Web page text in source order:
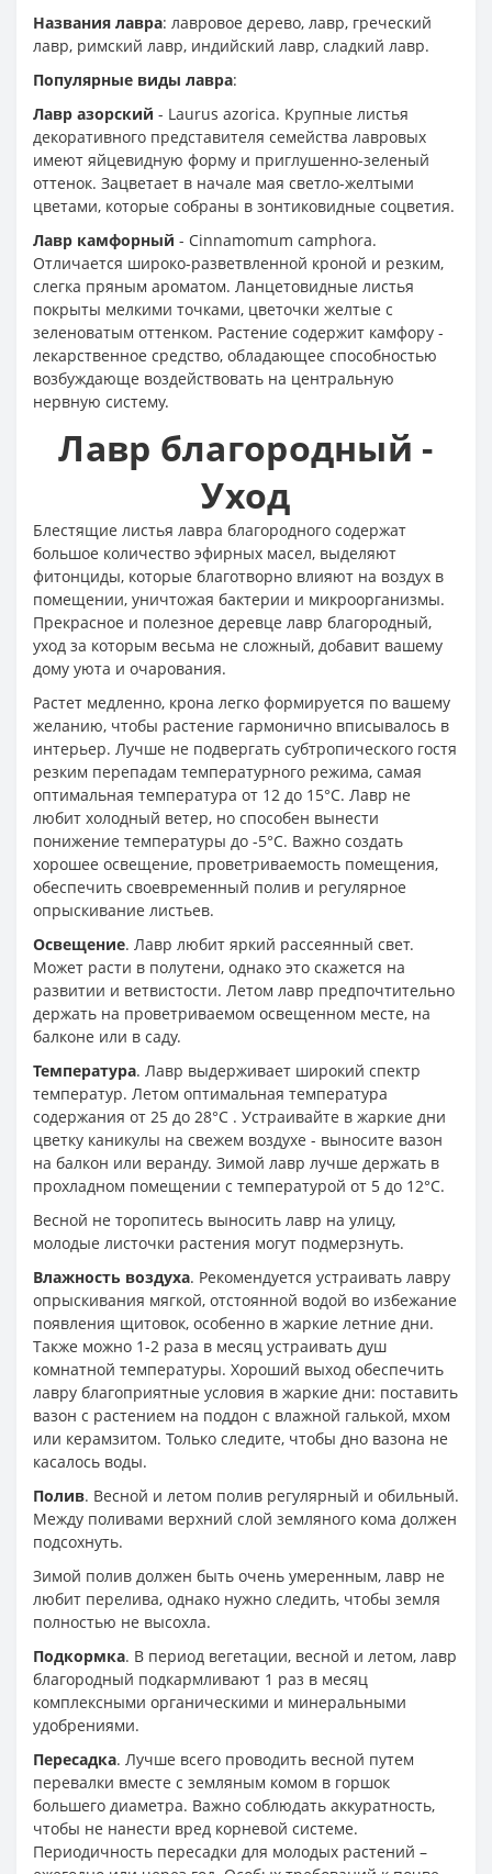
Названия лавра: лавровое дерево, лавр, греческий
лавр, римский лавр, индийский лавр, сладкий лавр.
Популярные виды лавра:
Лавр азорский - Laurus azorica. Крупные листья
декоративного представителя семейства лавровых
имеют яйцевидную форму и приглушенно-зеленый
оттенок. Зацветает в начале мая светло-желтыми
цветами, которые собраны в зонтиковидные соцветия.
Лавр камфорный - Cinnamomum camphora.
Отличается широко-разветвленной кроной и резким,
слегка пряным ароматом. Ланцетовидные листья
покрыты мелкими точками, цветочки желтые с
зеленоватым оттенком. Растение содержит камфору -
лекарственное средство, обладающее способностью
возбуждающе воздействовать на центральную
нервную систему.
Лавр благородный -
Уход
Блестящие листья лавра благородного содержат
большое количество эфирных масел, выделяют
фитонциды, которые благотворно влияют на воздух в
помещении, уничтожая бактерии и микроорганизмы.
Прекрасное и полезное деревце лавр благородный,
уход за которым весьма не сложный, добавит вашему
дому уюта и очарования.
Растет медленно, крона легко формируется по вашему
желанию, чтобы растение гармонично вписывалось в
интерьер. Лучше не подвергать субтропического гостя
резким перепадам температурного режима, самая
оптимальная температура от 12 до 15°C. Лавр не
любит холодный ветер, но способен вынести
понижение температуры до -5°C. Важно создать
хорошее освещение, проветриваемость помещения,
обеспечить своевременный полив и регулярное
опрыскивание листьев.
Освещение. Лавр любит яркий рассеянный свет.
Может расти в полутени, однако это скажется на
развитии и ветвистости. Летом лавр предпочтительно
держать на проветриваемом освещенном месте, на
балконе или в саду.
Температура. Лавр выдерживает широкий спектр
температур. Летом оптимальная температура
содержания от 25 до 28°C . Устраивайте в жаркие дни
цветку каникулы на свежем воздухе - выносите вазон
на балкон или веранду. Зимой лавр лучше держать в
прохладном помещении с температурой от 5 до 12°C.
Весной не торопитесь выносить лавр на улицу,
молодые листочки растения могут подмерзнуть.
Влажность воздуха. Рекомендуется устраивать лавру
опрыскивания мягкой, отстоянной водой во избежание
появления щитовок, особенно в жаркие летние дни.
Также можно 1-2 раза в месяц устраивать душ
комнатной температуры. Хороший выход обеспечить
лавру благоприятные условия в жаркие дни: поставить
вазон с растением на поддон с влажной галькой, мхом
или керамзитом. Только следите, чтобы дно вазона не
касалось воды.
Полив. Весной и летом полив регулярный и обильный.
Между поливами верхний слой земляного кома должен
подсохнуть.
Зимой полив должен быть очень умеренным, лавр не
любит перелива, однако нужно следить, чтобы земля
полностью не высохла.
Подкормка. В период вегетации, весной и летом, лавр
благородный подкармливают 1 раз в месяц
комплексными органическими и минеральными
удобрениями.
Пересадка. Лучше всего проводить весной путем
перевалки вместе с земляным комом в горшок
большего диаметра. Важно соблюдать аккуратность,
чтобы не нанести вред корневой системе.
Периодичность пересадки для молодых растений –